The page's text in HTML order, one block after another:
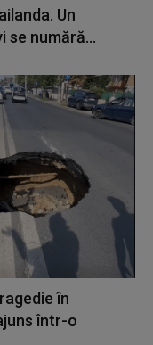
Un
se numără...
în
într-o